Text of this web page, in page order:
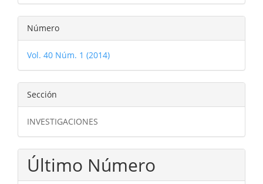
Número
Vol. 40 Núm. 1 (2014)
Sección
INVESTIGACIONES
Último Número